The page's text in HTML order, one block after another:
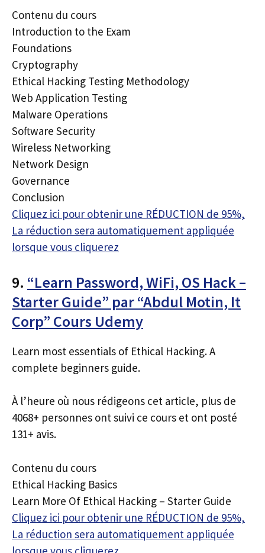
Contenu du cours
Introduction to the Exam
Foundations
Cryptography
Ethical Hacking Testing Methodology
Web Application Testing
Malware Operations
Software Security
Wireless Networking
Network Design
Governance
Conclusion
Cliquez ici pour obtenir une RÉDUCTION de 95%,
La réduction sera automatiquement appliquée
lorsque vous cliquerez
9. “Learn Password, WiFi, OS Hack –
Starter Guide” par “Abdul Motin, It
Corp” Cours Udemy
Learn most essentials of Ethical Hacking. A
complete beginners guide.
À l’heure où nous rédigeons cet article, plus de
4068+ personnes ont suivi ce cours et ont posté
131+ avis.
Contenu du cours
Ethical Hacking Basics
Learn More Of Ethical Hacking – Starter Guide
Cliquez ici pour obtenir une RÉDUCTION de 95%,
La réduction sera automatiquement appliquée